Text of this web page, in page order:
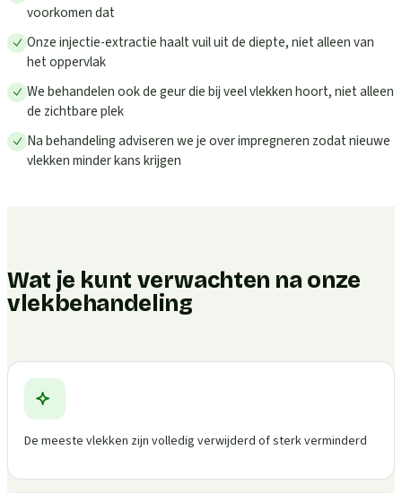
voorkomen dat
Onze injectie-extractie haalt vuil uit de diepte, niet alleen van
het oppervlak
We behandelen ook de geur die bij veel vlekken hoort, niet alleen
de zichtbare plek
Na behandeling adviseren we je over impregneren zodat nieuwe
vlekken minder kans krijgen
Wat je kunt verwachten na onze
vlekbehandeling
De meeste vlekken zijn volledig verwijderd of sterk verminderd